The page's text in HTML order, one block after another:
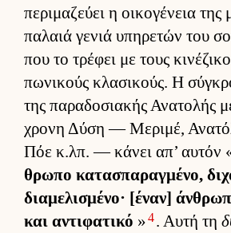
περιμαζεύει η οι­κογένεια της
παλαιά γενιά υπηρετών του
που το τρέφει με τους
πωνικούς κλασικούς. Η
της παραδοσια­κής Ανατολής
χρονη Δύση — Μεριμέ,
Πόε κ.λπ. — κάνει απ’ αυ­τόν
θρωπο κατασπαραγ­μένο,
δια­μελισμένο· [έναν]
και αντιφατικό »4. Αυτή τη